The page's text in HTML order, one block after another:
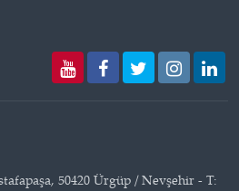
50420 Ürgüp / Nevşehir - T: